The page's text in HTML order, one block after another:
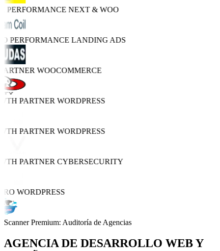
PERFORMANCENEXT & WOO
PERFORMANCELANDING ADS
WOOCOMMERCE
PARTNERWORDPRESS
PARTNERWORDPRESS
PARTNERCYBERSECURITY
WORDPRESS
Scanner Premium: Auditoría de Agencias
AGENCIA DE DESARROLLO WEB Y